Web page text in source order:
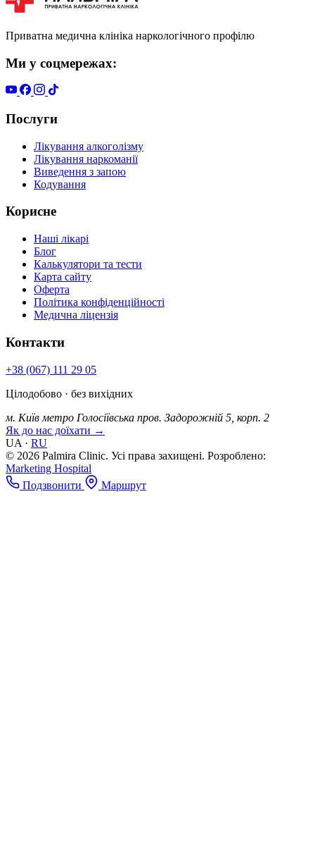
Приватна медична клініка наркологічного профілю
Ми у соцмережах:
Послуги
Лікування алкоголізму
Лікування наркоманії
Виведення з запою
Кодування
Корисне
Наші лікарі
Блог
Калькулятори та тести
Карта сайту
Оферта
Політика конфіденційності
Медична ліцензія
Контакти
+38 (067) 111 29 05
Цілодобово · без вихідних
м. Київ метро Голосіївська пров. Задорожній 5, корп. 2
Як до нас доїхати →
UA · RU
© 2026 Palmira Clinic. Усі права захищені. Розроблено:
Marketing Hospital
Подзвонити
Маршрут